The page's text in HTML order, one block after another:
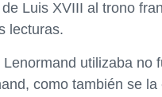
Luis XVIII al trono
lecturas.
utilizaba no
como también se